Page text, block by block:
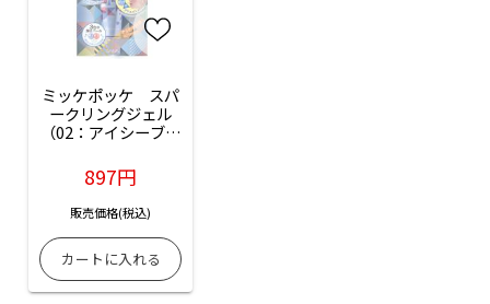
ミッケポッケ　スパ
ークリングジェル
（02：アイシーブル
897円
販売価格(税込)